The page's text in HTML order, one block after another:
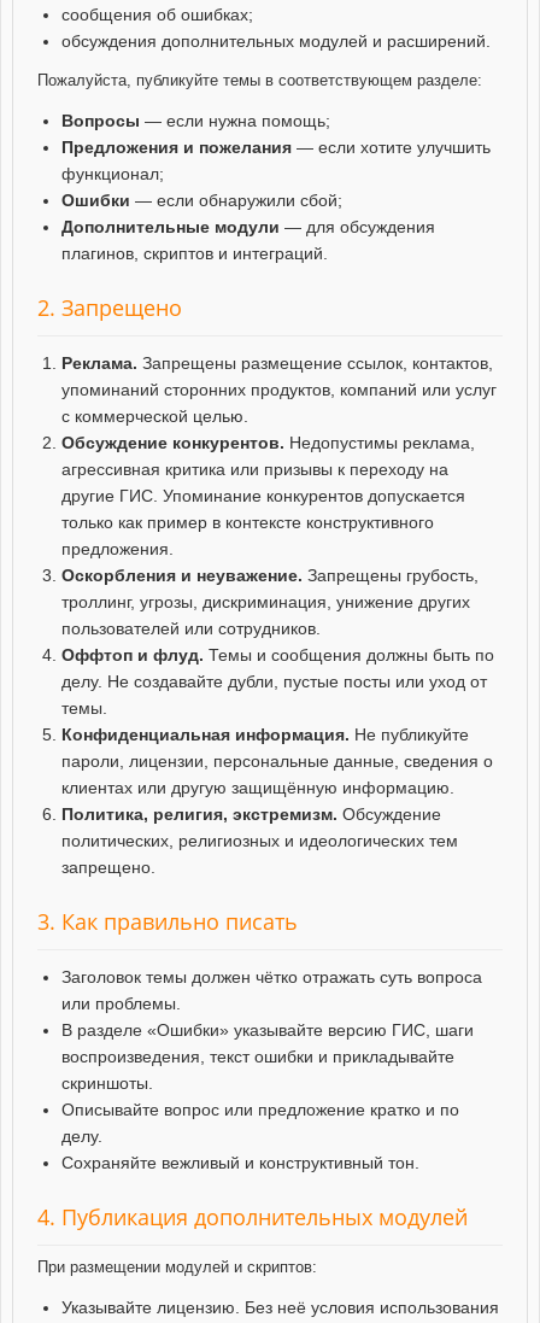
сообщения об ошибках;
обсуждения дополнительных модулей и расширений.
Пожалуйста, публикуйте темы в соответствующем разделе:
Вопросы — если нужна помощь;
Предложения и пожелания — если хотите улучшить
функционал;
Ошибки — если обнаружили сбой;
Дополнительные модули — для обсуждения
плагинов, скриптов и интеграций.
2. Запрещено
Реклама. Запрещены размещение ссылок, контактов,
упоминаний сторонних продуктов, компаний или услуг
с коммерческой целью.
Обсуждение конкурентов. Недопустимы реклама,
агрессивная критика или призывы к переходу на
другие ГИС. Упоминание конкурентов допускается
только как пример в контексте конструктивного
предложения.
Оскорбления и неуважение. Запрещены грубость,
троллинг, угрозы, дискриминация, унижение других
пользователей или сотрудников.
Оффтоп и флуд. Темы и сообщения должны быть по
делу. Не создавайте дубли, пустые посты или уход от
темы.
Конфиденциальная информация. Не публикуйте
пароли, лицензии, персональные данные, сведения о
клиентах или другую защищённую информацию.
Политика, религия, экстремизм. Обсуждение
политических, религиозных и идеологических тем
запрещено.
3. Как правильно писать
Заголовок темы должен чётко отражать суть вопроса
или проблемы.
В разделе «Ошибки» указывайте версию ГИС, шаги
воспроизведения, текст ошибки и прикладывайте
скриншоты.
Описывайте вопрос или предложение кратко и по
делу.
Сохраняйте вежливый и конструктивный тон.
4. Публикация дополнительных модулей
При размещении модулей и скриптов:
Указывайте лицензию. Без неё условия использования